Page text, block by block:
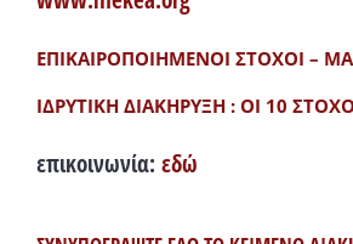
ΕΠΙΚΑΙΡΟΠΟΙΗΜΕΝΟΙ ΣΤΟΧΟΙ –
ΙΔΡΥΤΙΚΗ ΔΙΑΚΗΡΥΞΗ : ΟΙ 10
επικοινωνία: εδώ